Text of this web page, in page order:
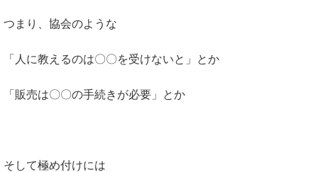
つまり、協会のような
「人に教えるのは〇〇を受けないと」とか
「販売は〇〇の手続きが必要」とか
そして極め付けには